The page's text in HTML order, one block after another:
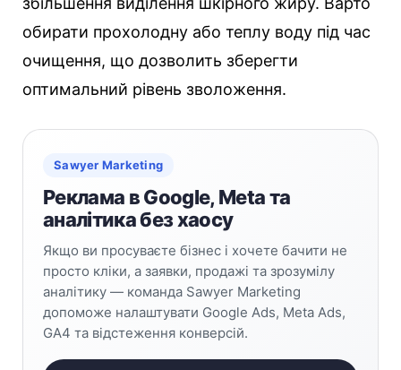
обирати прохолодну або теплу воду під час
очищення, що дозволить зберегти
оптимальний рівень зволоження.
Sawyer Marketing
Реклама в Google, Meta та
аналітика без хаосу
Якщо ви просуваєте бізнес і хочете бачити не
просто кліки, а заявки, продажі та зрозумілу
аналітику — команда Sawyer Marketing
допоможе налаштувати Google Ads, Meta Ads,
GA4 та відстеження конверсій.